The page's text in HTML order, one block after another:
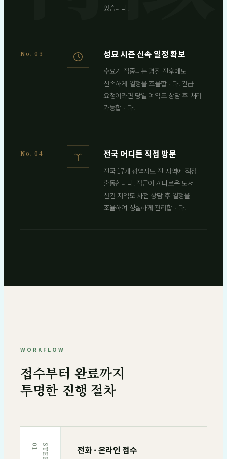
있습니다.
No. 03 성묘 시즌 신속 일정 확보
수요가 집중되는 명절 전후에도
신속하게 일정을 조율합니다. 긴급
요청이라면 당일 예약도 상담 후 처리
가능합니다.
No. 04 전국 어디든 직접 방문
전국 17개 광역시도 전 지역에 직접
출동합니다. 접근이 까다로운 도서
산간 지역도 사전 상담 후 일정을
조율하여 성실하게 관리합니다.
WORKFLOW
접수부터 완료까지
투명한 진행 절차
S
T
E
P
0
1 전화 · 온라인 접수